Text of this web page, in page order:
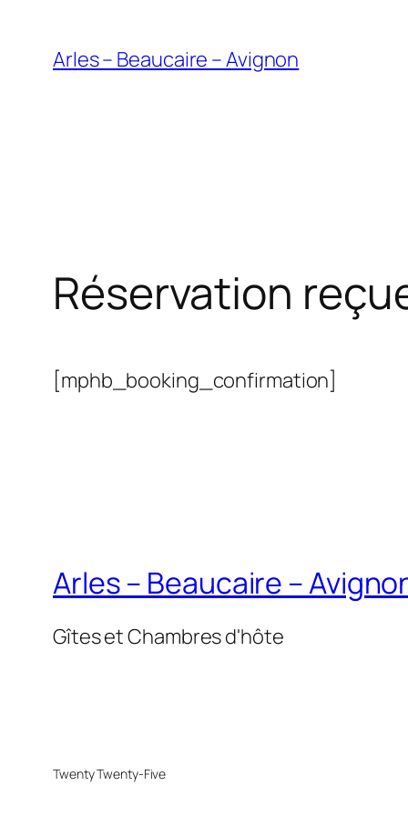
contenu
Arles – Beaucaire – Avignon
Réservation
[mphb_booking_confirmation]
Arles – Beaucaire –
Gîtes et Chambres d'hôte
Twenty Twenty-Five